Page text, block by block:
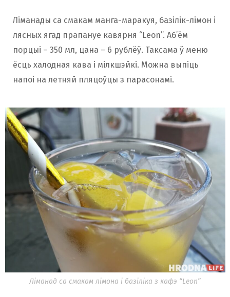
Ліманады са смакам манга-маракуя, базілік-лімон і
лясных ягад прапануе кавярня “Leon”. Аб’ём
порцыі – 350 мл, цана – 6 рублёў. Таксама ў меню
ёсць халодная кава і мілкшэйкі. Можна выпіць
напоі на летняй пляцоўцы з парасонамі.
Ліманад са смакам лімона і базіліка з кафэ “Leon”